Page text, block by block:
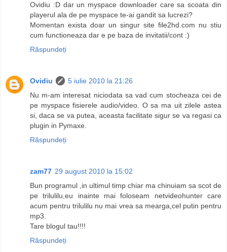
Ovidiu :D dar un myspace downloader care sa scoata din
playerul ala de pe myspace te-ai gandit sa lucrezi?
Momentan exista doar un singur site file2hd.com nu stiu
cum functioneaza dar e pe baza de invitatii/cont :)
Răspundeți
Ovidiu
5 iulie 2010 la 21:26
Nu m-am interesat niciodata sa vad cum stocheaza cei de
pe myspace fisierele audio/video. O sa ma uit zilele astea
si, daca se va putea, aceasta facilitate sigur se va regasi ca
plugin in Pymaxe.
Răspundeți
zam77 29 august 2010 la 15:02
Bun programul ,in ultimul timp chiar ma chinuiam sa scot de
pe trilulilu,eu inainte mai foloseam netvideohunter care
acum pentru trilulilu nu mai vrea sa mearga,cel putin pentru
mp3.
Tare blogul tau!!!!
Răspundeți